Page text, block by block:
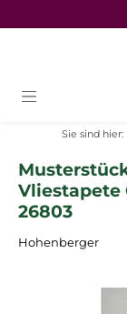
Zum Hauptinhalt
Sie sind hier:
Vliestapete
26803
Hohenberger